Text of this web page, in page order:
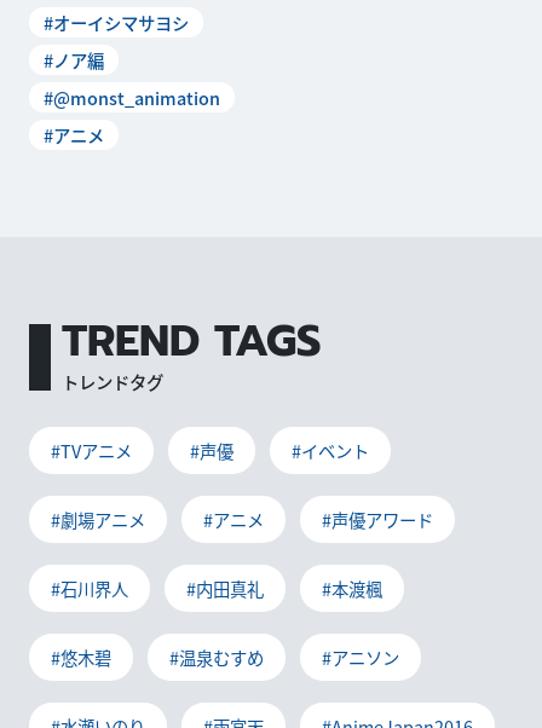
#オーイシマサヨシ
#ノア編
#@monst_animation
#アニメ
TREND TAGS
トレンドタグ
#TVアニメ #声優 #イベント
#劇場アニメ #アニメ #声優アワード
#石川界人 #内田真礼 #本渡楓
#悠木碧 #温泉むすめ #アニソン